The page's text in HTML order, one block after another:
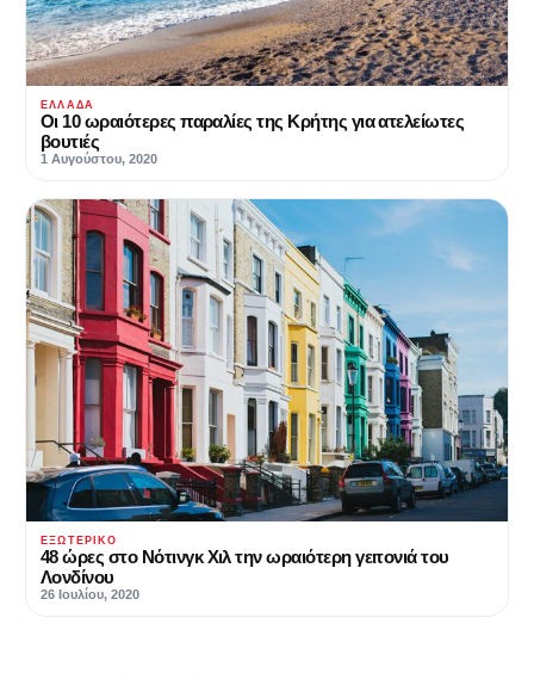
ΕΛΛΆΔΑ
Οι 10 ωραιότερες παραλίες της Κρήτης για ατελείωτες
βουτιές
1 Αυγούστου, 2020
ΕΞΩΤΕΡΙΚΌ
48 ώρες στο Νότινγκ Χιλ την ωραιότερη γειτονιά του
Λονδίνου
26 Ιουλίου, 2020